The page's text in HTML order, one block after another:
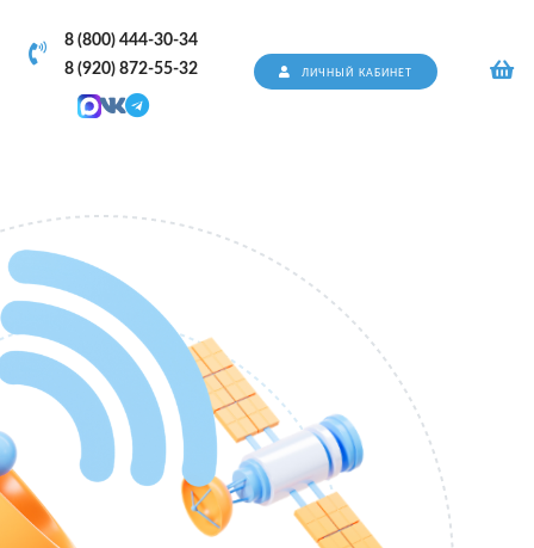
8 (800) 444-30-34
8 (920) 872-55-32
ЛИЧНЫЙ КАБИНЕТ